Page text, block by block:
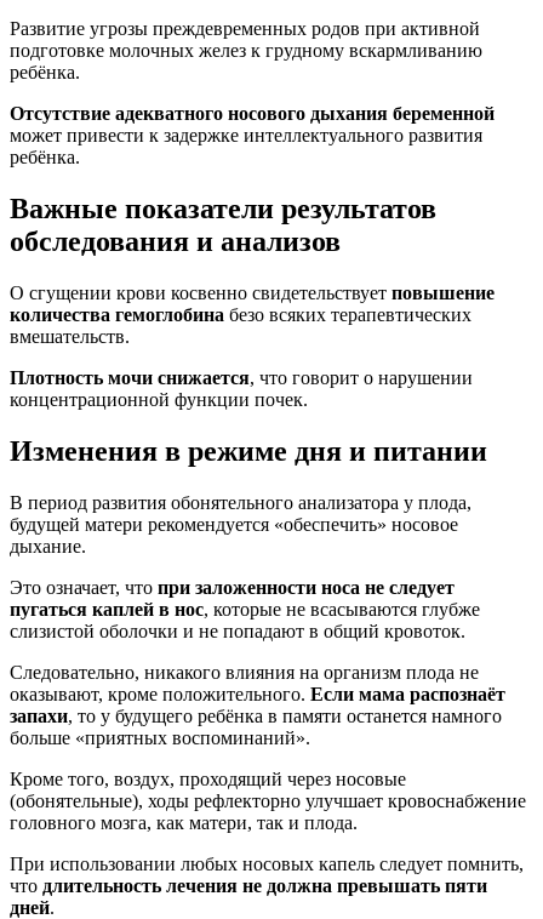
Развитие угрозы преждевременных родов при активной
подготовке молочных желез к грудному вскармливанию
ребёнка.
Отсутствие адекватного носового дыхания беременной
может привести к задержке интеллектуального развития
ребёнка.
Важные показатели результатов
обследования и анализов
О сгущении крови косвенно свидетельствует повышение
количества гемоглобина безо всяких терапевтических
вмешательств.
Плотность мочи снижается, что говорит о нарушении
концентрационной функции почек.
Изменения в режиме дня и питании
В период развития обонятельного анализатора у плода,
будущей матери рекомендуется «обеспечить» носовое
дыхание.
Это означает, что при заложенности носа не следует
пугаться каплей в нос, которые не всасываются глубже
слизистой оболочки и не попадают в общий кровоток.
Следовательно, никакого влияния на организм плода не
оказывают, кроме положительного. Если мама распознаёт
запахи, то у будущего ребёнка в памяти останется намного
больше «приятных воспоминаний».
Кроме того, воздух, проходящий через носовые
(обонятельные), ходы рефлекторно улучшает кровоснабжение
головного мозга, как матери, так и плода.
При использовании любых носовых капель следует помнить,
что длительность лечения не должна превышать пяти
дней.